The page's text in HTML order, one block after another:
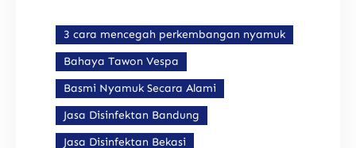
3 cara mencegah perkembangan nyamuk
Bahaya Tawon Vespa
Basmi Nyamuk Secara Alami
Jasa Disinfektan Bandung
Jasa Disinfektan Bekasi